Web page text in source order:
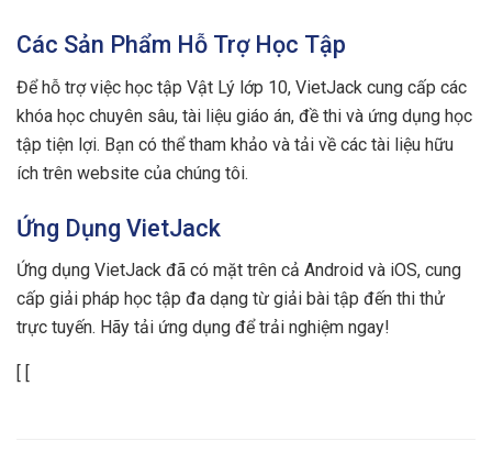
Các Sản Phẩm Hỗ Trợ Học Tập
Để hỗ trợ việc học tập Vật Lý lớp 10, VietJack cung cấp các
khóa học chuyên sâu, tài liệu giáo án, đề thi và ứng dụng học
tập tiện lợi. Bạn có thể tham khảo và tải về các tài liệu hữu
ích trên website của chúng tôi.
Ứng Dụng VietJack
Ứng dụng VietJack đã có mặt trên cả Android và iOS, cung
cấp giải pháp học tập đa dạng từ giải bài tập đến thi thử
trực tuyến. Hãy tải ứng dụng để trải nghiệm ngay!